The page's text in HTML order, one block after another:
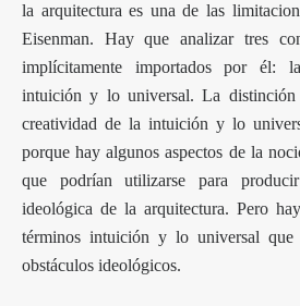
la arquitectura es una de las
Eisenman. Hay que analizar tres
implícitamente importados por él:
intuición y lo universal. La
creatividad de la intuición y lo
porque hay algunos aspectos de la
que podrían utilizarse para
ideológica de la arquitectura. Pero
términos intuición y lo universal que
obstáculos ideológicos.